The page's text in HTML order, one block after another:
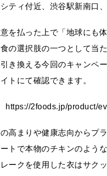
ティ付近、渋谷駅新南口
を払った上で「地球にも
の選択肢の一つとして当
き換える今回のキャンペ
トにて確認できます。
https://2foods.jp/product/
高まりや健康志向からプ
トで本物のチキンのよう
ークを使用した衣はサク